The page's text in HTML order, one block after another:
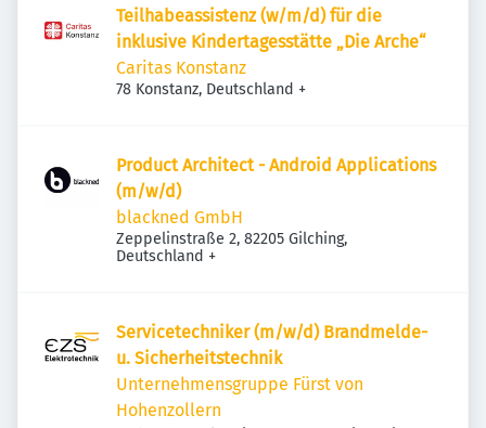
Teilhabeassistenz (w/m/d) für die
inklusive Kindertagesstätte „Die Arche“
Caritas Konstanz
78 Konstanz, Deutschland +
Product Architect - Android Applications
(m/w/d)
blackned GmbH
Zeppelinstraße 2, 82205 Gilching,
Deutschland +
Servicetechniker (m/w/d) Brandmelde-
u. Sicherheitstechnik
Unternehmensgruppe Fürst von
Hohenzollern